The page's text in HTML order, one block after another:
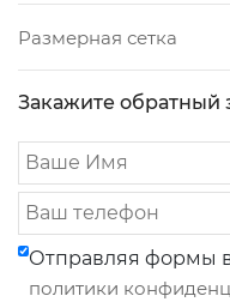
Размерная сетка
Закажите обратный
Отправляя формы
политики